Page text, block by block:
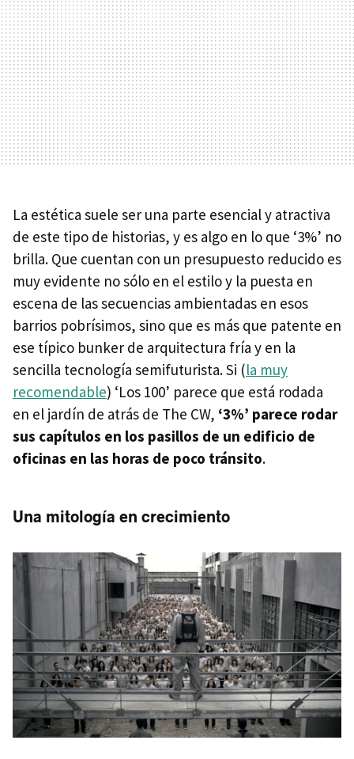
La estética suele ser una parte esencial y atractiva
de este tipo de historias, y es algo en lo que ‘3%’ no
brilla. Que cuentan con un presupuesto reducido es
muy evidente no sólo en el estilo y la puesta en
escena de las secuencias ambientadas en esos
barrios pobrísimos, sino que es más que patente en
ese típico bunker de arquitectura fría y en la
sencilla tecnología semifuturista. Si (la muy
recomendable) ‘Los 100’ parece que está rodada
en el jardín de atrás de The CW, ‘3%’ parece rodar
sus capítulos en los pasillos de un edificio de
oficinas en las horas de poco tránsito.
Una mitología en crecimiento